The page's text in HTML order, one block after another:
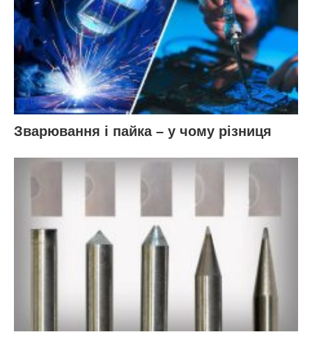
Зварювання і пайка – у чому різниця